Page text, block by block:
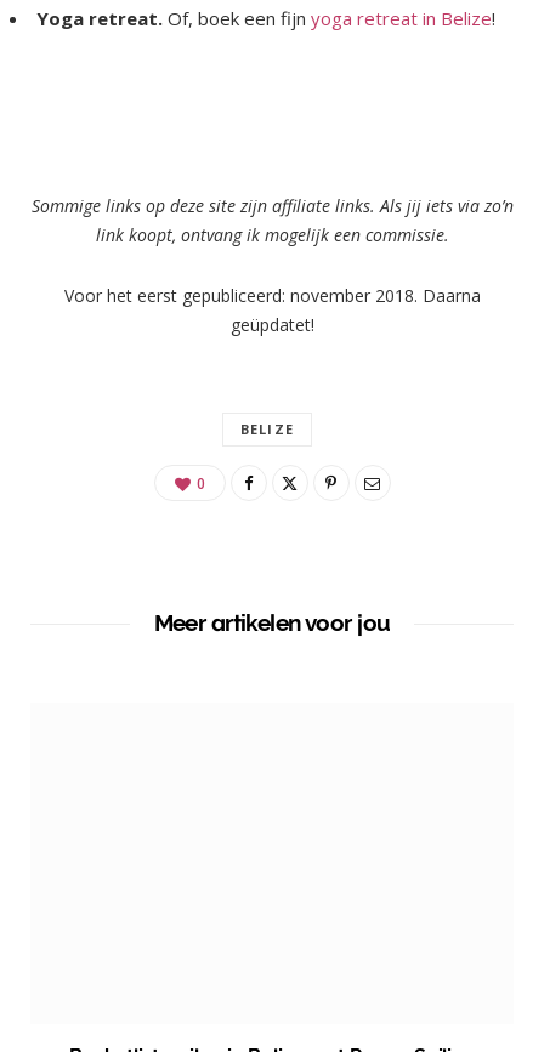
Yoga retreat. Of, boek een fijn yoga retreat in Belize!
Sommige links op deze site zijn affiliate links. Als jij iets via zo’n
link koopt, ontvang ik mogelijk een commissie.
Voor het eerst gepubliceerd: november 2018. Daarna
geüpdatet!
BELIZE
0
Meer artikelen voor jou